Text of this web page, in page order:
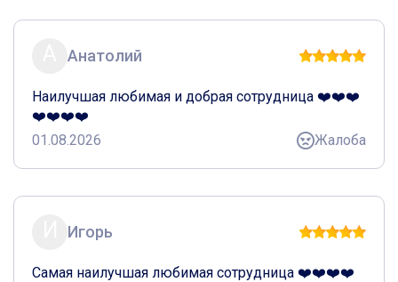
Анатолий
Наилучшая любимая и добрая сотрудница ❤️❤️❤️
❤️❤️❤️❤️
01.08.2026
Жалоба
Игорь
Самая наилучшая любимая сотрудница ❤️❤️❤️❤️